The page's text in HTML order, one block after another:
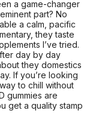
a game-changer
part? No
a calm, pacific
they taste
I’ve tried.
day by day
they domestics
If you’re looking
to chill without
gummies are
get a quality stamp